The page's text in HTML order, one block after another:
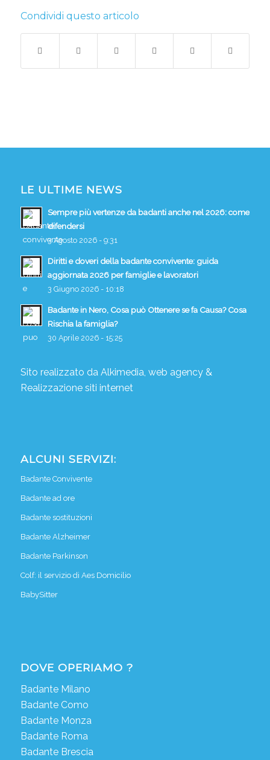
Condividi questo articolo
LE ULTIME NEWS
Sempre più vertenze da badanti anche nel 2026: come
difendersi
3 Agosto 2026 - 9:31
Diritti e doveri della badante convivente: guida
aggiornata 2026 per famiglie e lavoratori
3 Giugno 2026 - 10:18
Badante in Nero, Cosa può Ottenere se fa Causa? Cosa
Rischia la famiglia?
30 Aprile 2026 - 15:25
Sito realizzato da Alkimedia, web agency&
Realizzazione siti internet
ALCUNI SERVIZI:
Badante Convivente
Badante ad ore
Badante sostituzioni
Badante Alzheimer
Badante Parkinson
Colf: il servizio di Aes Domicilio
BabySitter
DOVE OPERIAMO ?
Badante Milano
Badante Como
Badante Monza
Badante Roma
Badante Brescia